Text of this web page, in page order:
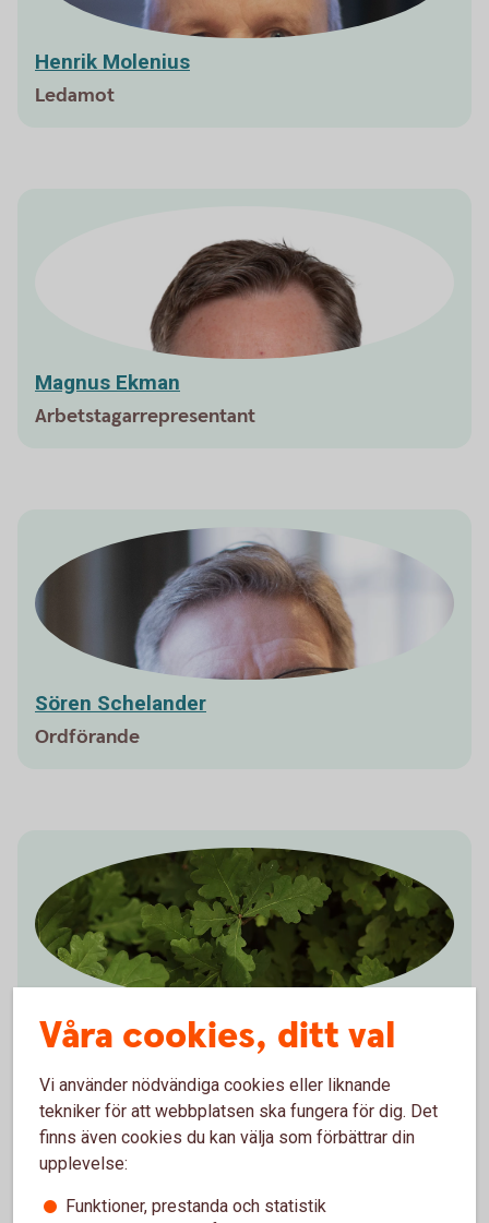
Henrik Molenius
Ledamot
Magnus Ekman
Arbetstagarrepresentant
Sören Schelander
Ordförande
Marie Svensson
Våra cookies, ditt val
Vi använder nödvändiga cookies eller liknande
tekniker för att webbplatsen ska fungera för dig. Det
finns även cookies du kan välja som förbättrar din
upplevelse:
Funktioner, prestanda och statistik